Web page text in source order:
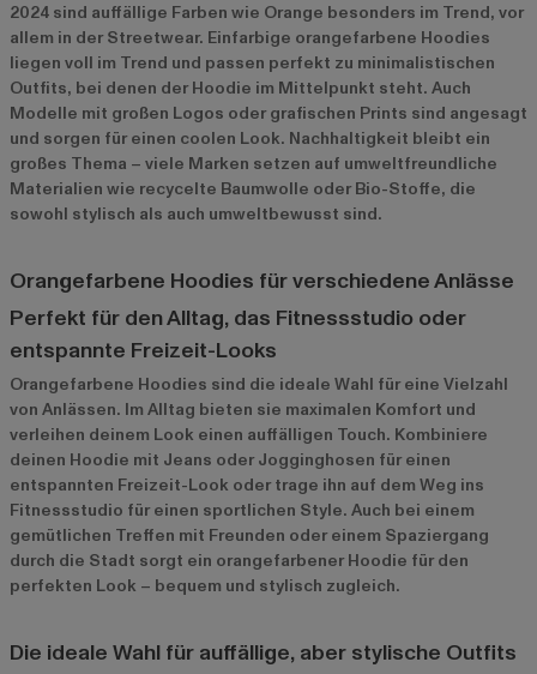
2024 sind auffällige Farben wie Orange besonders im Trend, vor
allem in der Streetwear. Einfarbige orangefarbene Hoodies
liegen voll im Trend und passen perfekt zu minimalistischen
Outfits, bei denen der Hoodie im Mittelpunkt steht. Auch
Modelle mit großen Logos oder grafischen Prints sind angesagt
und sorgen für einen coolen Look. Nachhaltigkeit bleibt ein
großes Thema – viele Marken setzen auf umweltfreundliche
Materialien wie recycelte Baumwolle oder Bio-Stoffe, die
sowohl stylisch als auch umweltbewusst sind.
Orangefarbene Hoodies für verschiedene Anlässe
Perfekt für den Alltag, das Fitnessstudio oder
entspannte Freizeit-Looks
Orangefarbene Hoodies sind die ideale Wahl für eine Vielzahl
von Anlässen. Im Alltag bieten sie maximalen Komfort und
verleihen deinem Look einen auffälligen Touch. Kombiniere
deinen Hoodie mit Jeans oder Jogginghosen für einen
entspannten Freizeit-Look oder trage ihn auf dem Weg ins
Fitnessstudio für einen sportlichen Style. Auch bei einem
gemütlichen Treffen mit Freunden oder einem Spaziergang
durch die Stadt sorgt ein orangefarbener Hoodie für den
perfekten Look – bequem und stylisch zugleich.
Die ideale Wahl für auffällige, aber stylische Outfits